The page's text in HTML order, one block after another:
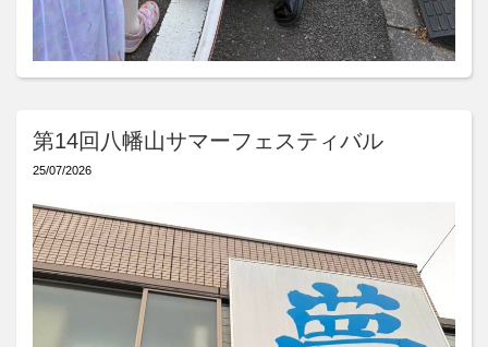
第14回八幡山サマーフェスティバル
25/07/2026